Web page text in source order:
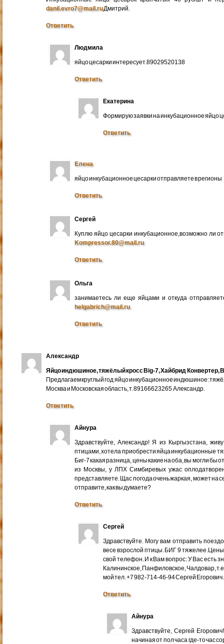
danil.evro7@mail.ruДмитрий.
Ответить
Людмила
яйцо цесарки интересует.89029520138
Ответить
Екатерина
Формирую заявки на инкубационное яйцо
Ответить
Елена
яйцо инкубационное цесарки отправляете в регионы
Ответить
Сергей
Куплю яйцо цесарки инкубационное,возможно ли
Kompressor.80@mail.ru
Ответить
Ольга
занимаетесь ли еще яйцами и откуда
helgabrich@mail.ru
Ответить
Александр
Яйцо индюшиное, тяжёлый кросс Big-7, Хайбрид Конвертер,
Предлагаем круглый год яйцо инкубационное индюшиное:
Москва и Московская область, т. 89166623265 Александр.
Ответить
Айнура
Здравствуйте, Александр! Я из Кыргызстана,
птицами, хотела приобрести яйца инкубационные
Биг-7 какая разница, цены какие на оба, вы могли бы
из Москвы, у ЛПХ Симбиревых ужас
представляете. Щас погода очень жаркая, может на
отправите, как вы думаете?
Ответить
Сергей
Здравствуйте. Могу вам отправить
весе взрослой птицы. БИГ 9
свой телефон. И к Вам вопрос: У Вас есть
Калининское, Панфиловское, Чалдовар,
мой тел. +7 982-714-46-94 Сергей Егорович.
Ответить
Айнура
Здравствуйте, Сергей
начиная от пол часа где-то час